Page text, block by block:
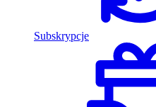
Subskrypcje